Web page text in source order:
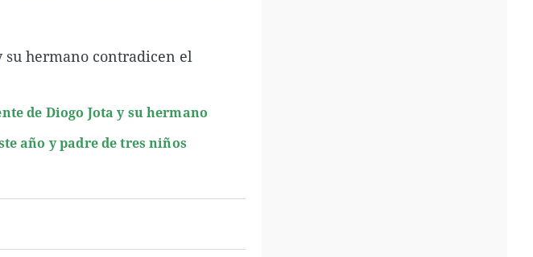
hermano contradicen el
de Diogo Jota y su hermano
año y padre de tres niños